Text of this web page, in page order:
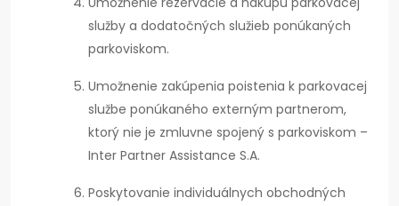
služby a dodatočných služieb ponúkaných
parkoviskom.
Umožnenie zakúpenia poistenia k parkovacej
službe ponúkaného externým partnerom,
ktorý nie je zmluvne spojený s parkoviskom –
Inter Partner Assistance S.A.
Poskytovanie individuálnych obchodných